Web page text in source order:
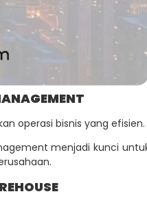
operasi bisnis yang efisien.
menjadi kunci